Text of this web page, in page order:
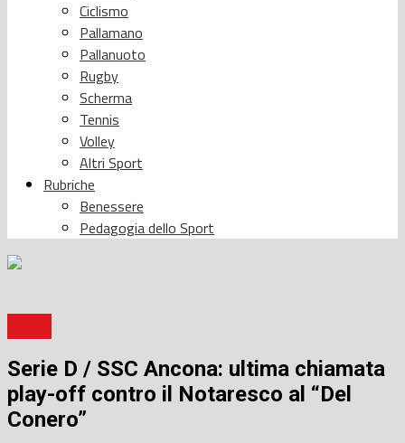
Ciclismo
Pallamano
Pallanuoto
Rugby
Scherma
Tennis
Volley
Altri Sport
Rubriche
Benessere
Pedagogia dello Sport
Serie D / SSC Ancona: ultima chiamata
play-off contro il Notaresco al “Del
Conero”